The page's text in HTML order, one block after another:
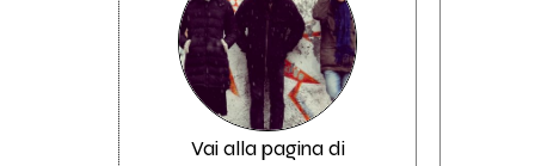
Vai alla pagina di